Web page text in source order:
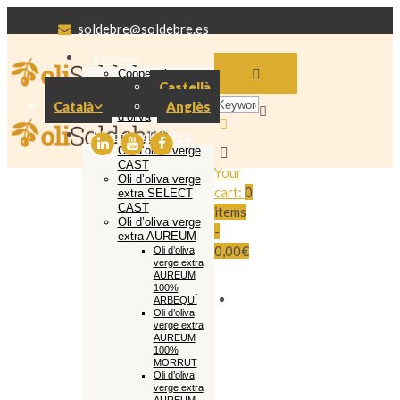
soldebre@soldebre.es
Català
Castellà
Anglès
Empresa
Cooperativa
Soldebre
Producció oli
d’oliva
El nostre oli d’oliva
Oli d’oliva verge
CAST
Oli d’oliva verge
extra SELECT
CAST
Oli d’oliva verge
extra AUREUM
Oli d’oliva
verge extra
AUREUM
100%
ARBEQUÍ
Oli d’oliva
verge extra
AUREUM
100%
MORRUT
Oli d’oliva
verge extra
Your
cart: 0
items
-
0,00€